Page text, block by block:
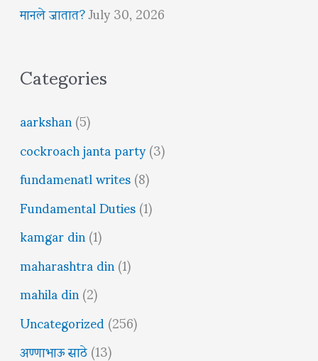
मानले जातात?July 30, 2026
Categories
aarkshan(5)
cockroach janta party(3)
fundamenatl writes(8)
Fundamental Duties(1)
kamgar din(1)
maharashtra din(1)
mahila din(2)
Uncategorized(256)
अण्णाभाऊ साठे(13)